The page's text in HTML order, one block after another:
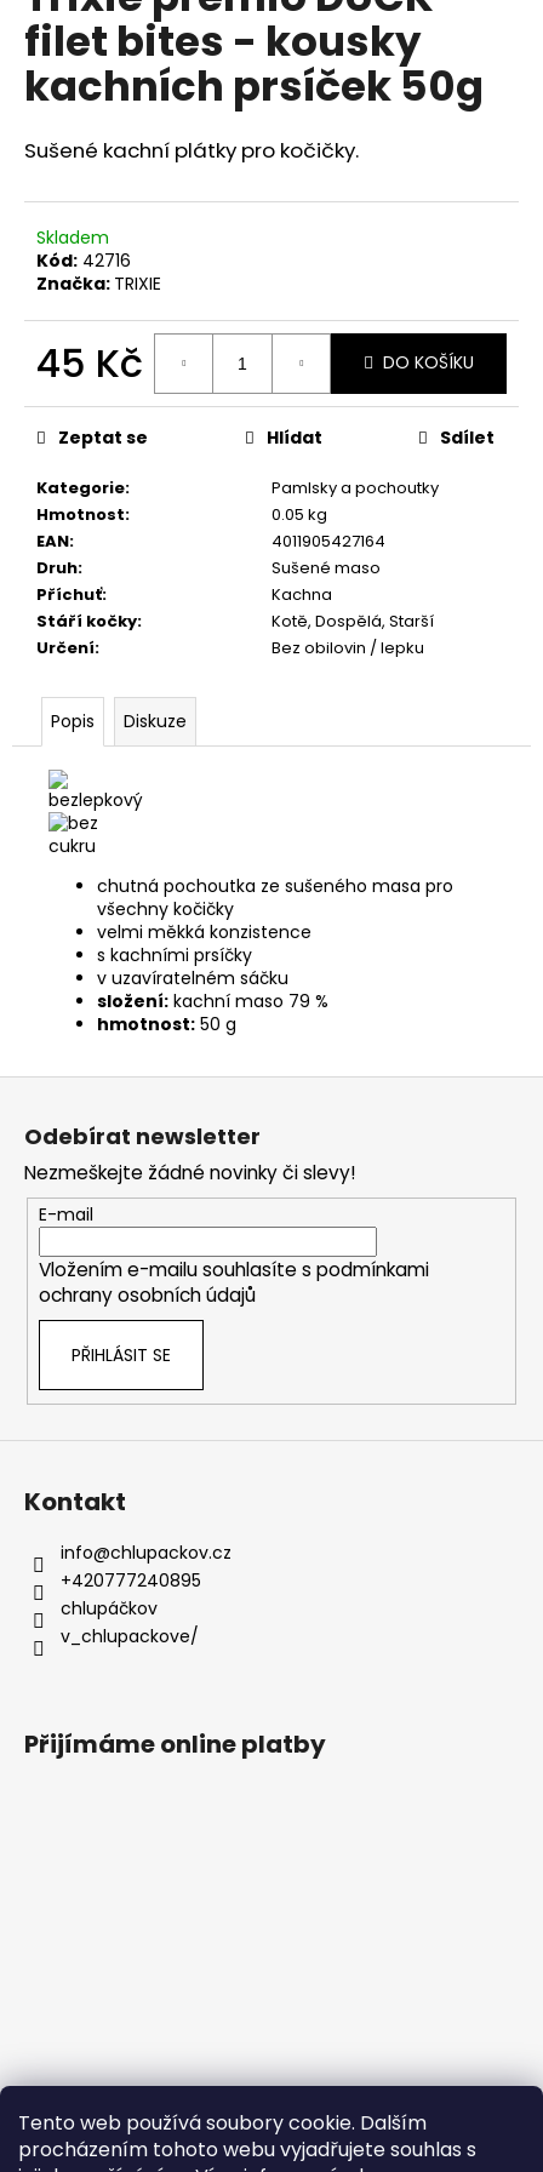
Tento web používá soubory cookie. Dalším
procházením tohoto webu vyjadřujete souhlas s
0,0
5
hvězdiček.
filet bites - kousky
kachních prsíček 50g
Sušené kachní plátky pro kočičky.
Skladem
Kód: 42716
Značka: TRIXIE
45 Kč
cena:
DO KOŠÍKU
Kategorie:
Pamlsky a pochoutky
Hmotnost:
0.05 kg
EAN:
4011905427164
Druh:
Sušené maso
Příchuť:
Kachna
Stáří kočky:
Kotě, Dospělá, Starší
Určení: Bez obilovin / lepku
Zeptat se Hlídat Sdílet
Popis Diskuze
chutná pochoutka ze sušeného masa pro
všechny kočičky
velmi měkká konzistence
s kachními prsíčky
v uzavíratelném sáčku
složení: kachní maso 79 %
hmotnost: 50 g
a
j
í
?
o
p
u
č
u
e
m
JOSERA
MEAT
BITES
MINI
BEEF
70G
Z
Odebírat newsletter
Nezmeškejte žádné novinky či slevy!
E-mail
Vložením e-mailu souhlasíte s podmínkami
ochrany osobních údajů
PŘIHLÁSIT SE
Kontakt
info@chlupackov.cz
+420777240895
chlupáčkov
v_chlupackove/
Přijímáme online platby